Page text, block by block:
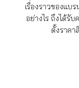
เรื่องราวของแบ
อย่างไร ถึงได้รั
ตั้งราคา